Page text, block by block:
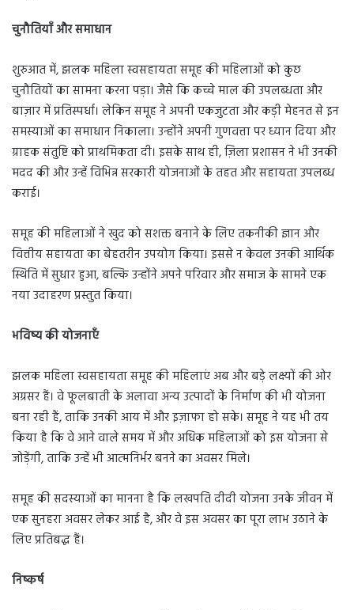
चुनौतियाँ और समाधान
शुरुआत में, झलक महिला स्वसहायता समूह की महिलाओं को कुछ
चुनौतियों का सामना करना पड़ा। जैसे कि कच्चे माल की उपलब्धता और
बाज़ार में प्रतिस्पर्धा। लेकिन समूह ने अपनी एकजुटता और कड़ी मेहनत से इन
समस्याओं का समाधान निकाला। उन्होंने अपनी गुणवत्ता पर ध्यान दिया और
ग्राहक संतुष्टि को प्राथमिकता दी। इसके साथ ही, ज़िला प्रशासन ने भी उनकी
मदद की और उन्हें विभिन्न सरकारी योजनाओं के तहत और सहायता उपलब्ध
कराई।
समूह की महिलाओं ने खुद को सशक्त बनाने के लिए तकनीकी ज्ञान और
वित्तीय सहायता का बेहतरीन उपयोग किया। इससे न केवल उनकी आर्थिक
स्थिति में सुधार हुआ, बल्कि उन्होंने अपने परिवार और समाज के सामने एक
नया उदाहरण प्रस्तुत किया।
भविष्य की योजनाएँ
झलक महिला स्वसहायता समूह की महिलाएं अब और बड़े लक्ष्यों की ओर
अग्रसर हैं। वे फूलबाती के अलावा अन्य उत्पादों के निर्माण की भी योजना
बना रही हैं, ताकि उनकी आय में और इज़ाफा हो सके। समूह ने यह भी तय
किया है कि वे आने वाले समय में और अधिक महिलाओं को इस योजना से
जोड़ेंगी, ताकि उन्हें भी आत्मनिर्भर बनने का अवसर मिले।
समूह की सदस्याओं का मानना है कि लखपति दीदी योजना उनके जीवन में
एक सुनहरा अवसर लेकर आई है, और वे इस अवसर का पूरा लाभ उठाने के
लिए प्रतिबद्ध हैं।
निष्कर्ष